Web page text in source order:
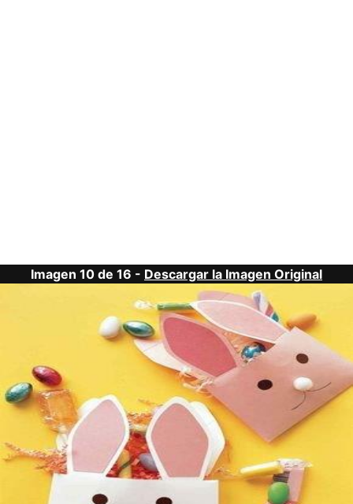
Imagen 10 de 16 - Descargar la Imagen Original